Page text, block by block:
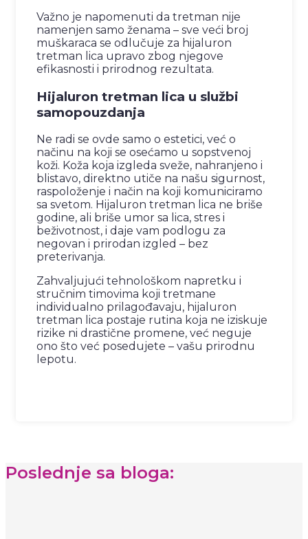
Važno je napomenuti da tretman nije
namenjen samo ženama – sve veći broj
muškaraca se odlučuje za hijaluron
tretman lica upravo zbog njegove
efikasnosti i prirodnog rezultata.
Hijaluron tretman lica u službi
samopouzdanja
Ne radi se ovde samo o estetici, već o
načinu na koji se osećamo u sopstvenoj
koži. Koža koja izgleda sveže, nahranjeno i
blistavo, direktno utiče na našu sigurnost,
raspoloženje i način na koji komuniciramo
sa svetom. Hijaluron tretman lica ne briše
godine, ali briše umor sa lica, stres i
beživotnost, i daje vam podlogu za
negovan i prirodan izgled – bez
preterivanja.
Zahvaljujući tehnološkom napretku i
stručnim timovima koji tretmane
individualno prilagođavaju, hijaluron
tretman lica postaje rutina koja ne iziskuje
rizike ni drastične promene, već neguje
ono što već posedujete – vašu prirodnu
lepotu.
Poslednje sa bloga: